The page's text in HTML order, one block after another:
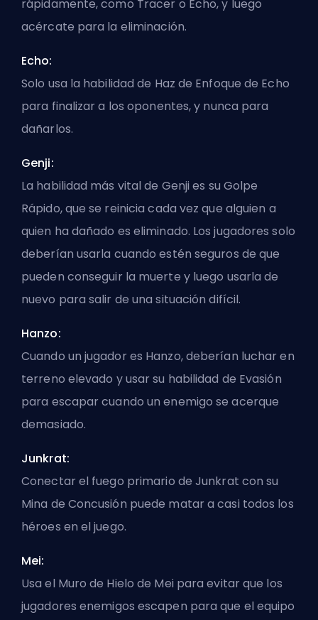
rápidamente, como Tracer o Echo, y luego
acércate para la eliminación.
Echo:
Solo usa la habilidad de Haz de Enfoque de Echo
para finalizar a los oponentes, y nunca para
dañarlos.
Genji:
La habilidad más vital de Genji es su Golpe
Rápido, que se reinicia cada vez que alguien a
quien ha dañado es eliminado. Los jugadores solo
deberían usarla cuando estén seguros de que
pueden conseguir la muerte y luego usarla de
nuevo para salir de una situación difícil.
Hanzo:
Cuando un jugador es Hanzo, deberían luchar en
terreno elevado y usar su habilidad de Evasión
para escapar cuando un enemigo se acerque
demasiado.
Junkrat:
Conectar el fuego primario de Junkrat con su
Mina de Concusión puede matar a casi todos los
héroes en el juego.
Mei:
Usa el Muro de Hielo de Mei para evitar que los
jugadores enemigos escapen para que el equipo